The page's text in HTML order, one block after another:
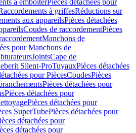
à emboîterPièces détachées pour
à griffesRéductions sur
aux appareilsPièces détachées
Coudes de raccordementPièces
Manchons de
pour Manchons de
JointsCape de
Silent-ProTuyauxPièces détachées
pour PiècesCoudesPièces
Pièces détachées pour
Pièces détachées pour
Pièces détachées pour
SuperTubePièces détachées pour
détachées pour
détachées pour